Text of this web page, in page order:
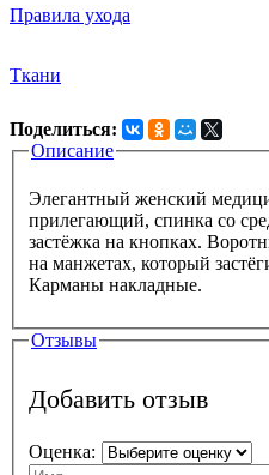
Правила ухода
Ткани
Поделиться:
Описание
Элегантный женский
прилегающий, спинка со
застёжка на кнопках.
на манжетах, который
Карманы накладные.
Отзывы
Добавить отзыв
Оценка: